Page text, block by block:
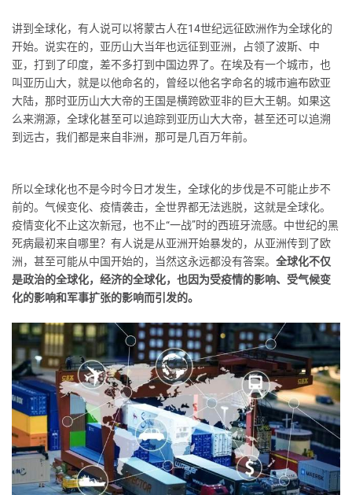
讲到全球化，有人说可以将蒙古人在14世纪远征欧洲作为全球化的
开始。说实在的，亚历山大当年也远征到亚洲，占领了波斯、中
亚，打到了印度，差不多打到中国边界了。在埃及有一个城市，也
叫亚历山大，就是以他命名的，曾经以他名字命名的城市遍布欧亚
大陆，那时亚历山大大帝的王国是横跨欧亚非的巨大王朝。如果这
么来溯源，全球化甚至可以追踪到亚历山大大帝，甚至还可以追溯
到远古，我们都是来自非洲，那可是几百万年前。
所以全球化也不是今时今日才发生，全球化的步伐是不可能止步不
前的。气候变化、疫情袭击，全世界都无法逃脱，这就是全球化。
疫情变化不止这次新冠，也不止“一战”时的西班牙流感。中世纪的黑
死病最初来自哪里？有人说是从亚洲开始暴发的，从亚洲传到了欧
洲，甚至可能从中国开始的，当然这永远都没有答案。 全球化不仅
是政治的全球化，经济的全球化，也因为受疫情的影响、受气候变
化的影响和军事扩张的影响而引发的。